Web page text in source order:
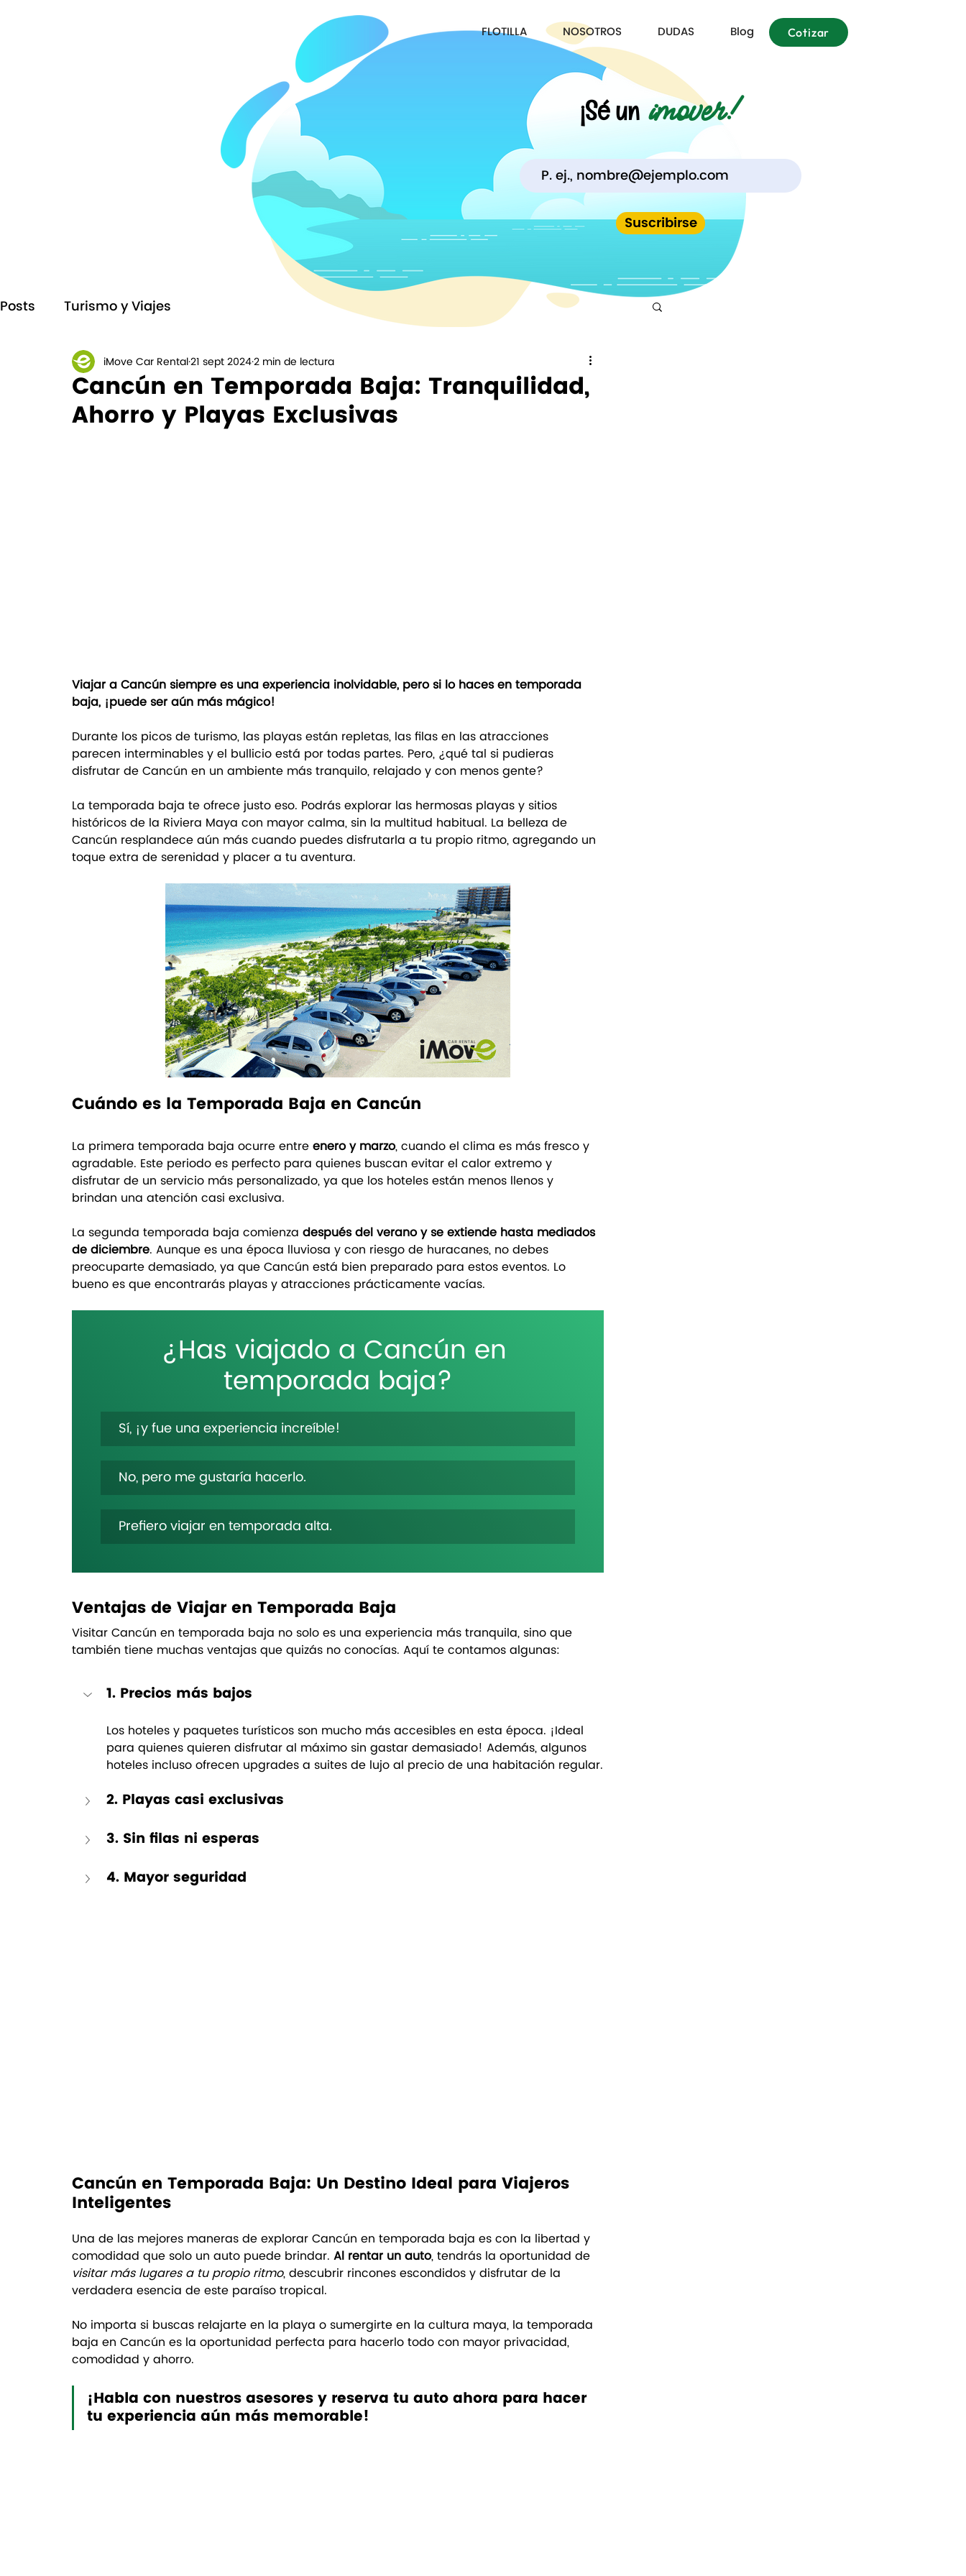
FLOTILLA NOSOTROS DUDAS Blog Cotizar
¡Sé un imover!
Suscribirse
Posts Turismo y Viajes
Cancún en Temporada Baja: Tranquilidad,
Ahorro y Playas Exclusivas
iMove Car Rental21 sept 20242 min de lectura
Viajar a Cancún siempre es una experiencia inolvidable, pero si lo haces en temporada
baja, ¡puede ser aún más mágico!
Durante los picos de turismo, las playas están repletas, las filas en las atracciones
parecen interminables y el bullicio está por todas partes. Pero, ¿qué tal si pudieras
disfrutar de Cancún en un ambiente más tranquilo, relajado y con menos gente?
La temporada baja te ofrece justo eso. Podrás explorar las hermosas playas y sitios
históricos de la Riviera Maya con mayor calma, sin la multitud habitual. La belleza de
Cancún resplandece aún más cuando puedes disfrutarla a tu propio ritmo, agregando un
toque extra de serenidad y placer a tu aventura.
Cuándo es la Temporada Baja en Cancún
La primera temporada baja ocurre entre enero y marzo, cuando el clima es más fresco y
agradable. Este periodo es perfecto para quienes buscan evitar el calor extremo y
disfrutar de un servicio más personalizado, ya que los hoteles están menos llenos y
brindan una atención casi exclusiva.
La segunda temporada baja comienza después del verano y se extiende hasta mediados
de diciembre. Aunque es una época lluviosa y con riesgo de huracanes, no debes
preocuparte demasiado, ya que Cancún está bien preparado para estos eventos. Lo
bueno es que encontrarás playas y atracciones prácticamente vacías.
¿Has viajado a Cancún en
temporada baja?
Sí, ¡y fue una experiencia increíble!
No, pero me gustaría hacerlo.
Prefiero viajar en temporada alta.
Ventajas de Viajar en Temporada Baja
Visitar Cancún en temporada baja no solo es una experiencia más tranquila, sino que
también tiene muchas ventajas que quizás no conocías. Aquí te contamos algunas:
1. Precios más bajos
Los hoteles y paquetes turísticos son mucho más accesibles en esta época. ¡Ideal
para quienes quieren disfrutar al máximo sin gastar demasiado! Además, algunos
hoteles incluso ofrecen upgrades a suites de lujo al precio de una habitación regular.
2. Playas casi exclusivas
3. Sin filas ni esperas
4. Mayor seguridad
Cancún en Temporada Baja: Un Destino Ideal para Viajeros
Inteligentes
Una de las mejores maneras de explorar Cancún en temporada baja es con la libertad y
comodidad que solo un auto puede brindar. Al rentar un auto, tendrás la oportunidad de
visitar más lugares a tu propio ritmo, descubrir rincones escondidos y disfrutar de la
verdadera esencia de este paraíso tropical.
No importa si buscas relajarte en la playa o sumergirte en la cultura maya, la temporada
baja en Cancún es la oportunidad perfecta para hacerlo todo con mayor privacidad,
comodidad y ahorro.
¡Habla con nuestros asesores y reserva tu auto ahora para hacer
tu experiencia aún más memorable!